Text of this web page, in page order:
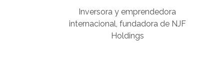
Inversora y emprendedora
internacional, fundadora de NJF
Holdings